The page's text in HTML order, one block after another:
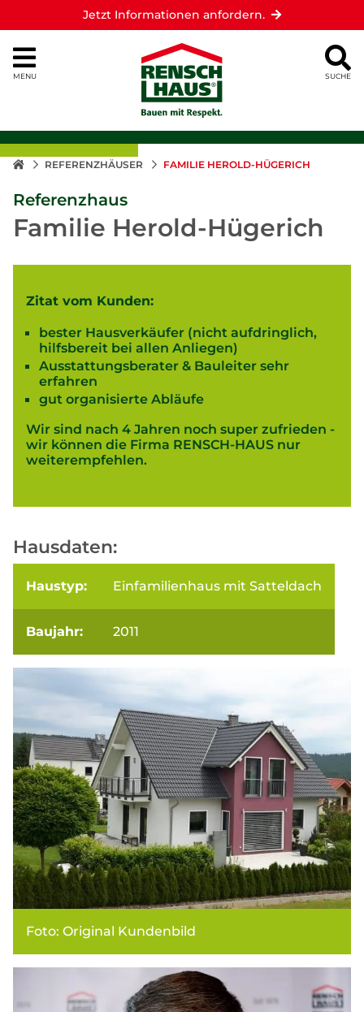
Jetzt Informationen anfordern.
MENU SUCHE
REFERENZHÄUSER FAMILIE HEROLD-HÜGERICH
Referenzhaus
Familie Herold-Hügerich
Zitat vom Kunden:
bester Hausverkäufer (nicht aufdringlich,
hilfsbereit bei allen Anliegen)
Ausstattungsberater & Bauleiter sehr
erfahren
gut organisierte Abläufe
Wir sind nach 4 Jahren noch super zufrieden -
wir können die Firma RENSCH-HAUS nur
weiterempfehlen.
Hausdaten:
Haustyp: Einfamilienhaus mit Satteldach
Baujahr: 2011
Foto: Original Kundenbild